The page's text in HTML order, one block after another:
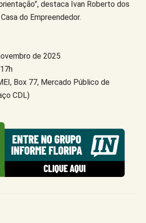
destaca Ivan Roberto dos
do Empreendedor.
de 2025
Box 77, Mercado Público de
CDL)